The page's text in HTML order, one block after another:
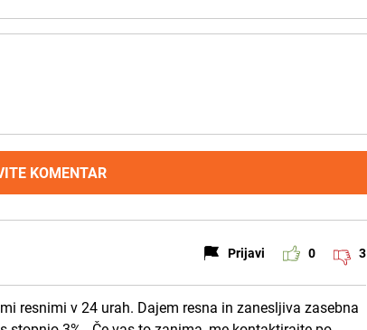
KOMENTAR
Prijavi 0 3
resnimi v 24 urah. Dajem resna in zanesljiva zasebna